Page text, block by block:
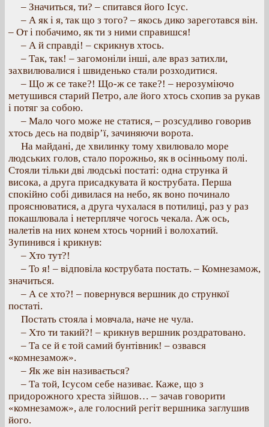
– Значиться, ти? – спитався його Ісус.
– А як і я, так що з того? – якось дико зареготався він.
– От і побачимо, як ти з ними справишся!
– А й справді! – скрикнув хтось.
– Так, так! – загомоніли інші, але враз затихли,
захвилювалися і швиденько стали розходитися.
– Що ж се таке?! Що-ж се таке?! – нерозуміючо
метушився старий Петро, але його хтось схопив за рукав
і потяг за собою.
– Мало чого може не статися, – розсудливо говорив
хтось десь на подвір’ї, зачиняючи ворота.
На майдані, де хвилинку тому хвилювало море
людських голов, стало порожньо, як в осінньому полі.
Стояли тільки дві людські постаті: одна струнка й
висока, а друга присадкувата й кострубата. Перша
спокійно собі дивилася на небо, як воно починало
прояснюватися, а друга чухалася в потилиці, раз у раз
покашлювала і нетерпляче чогось чекала. Аж ось,
налетів на них конем хтось чорний і волохатий.
Зупинився і крикнув:
– Хто тут?!
– То я! – відповіла кострубата постать. – Комнезамож,
значиться.
– А се хто?! – повернувся вершник до стрункої
постаті.
Постать стояла і мовчала, наче не чула.
– Хто ти такий?! – крикнув вершник роздратовано.
– Та се й є той самий бунтівник! – озвався
«комнезамож».
– Як же він називається?
– Та той, Ісусом себе називає. Каже, що з
придорожного хреста зійшов… – зачав говорити
«комнезамож», але голосний регіт вершника заглушив
його.